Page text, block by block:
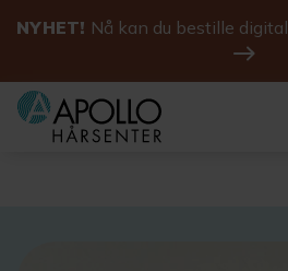
NYHET! Nå kan du bestille